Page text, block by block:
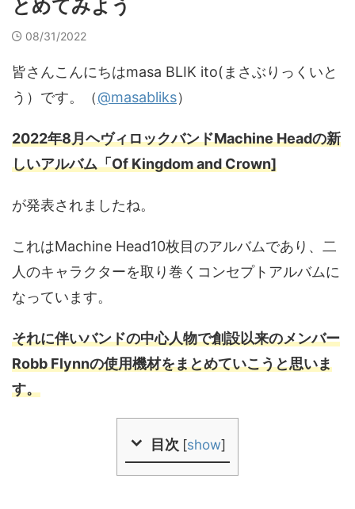
とめてみよう
08/31/2022
皆さんこんにちはmasa BLIK ito(まさぶりっくいと
う）です。（@masabliks）
2022年8月ヘヴィロックバンドMachine Headの新
しいアルバム「Of Kingdom and Crown]
が発表されましたね。
これはMachine Head10枚目のアルバムであり、二
人のキャラクターを取り巻くコンセプトアルバムに
なっています。
それに伴いバンドの中心人物で創設以来のメンバー
Robb Flynnの使用機材をまとめていこうと思いま
す。
目次 [show]